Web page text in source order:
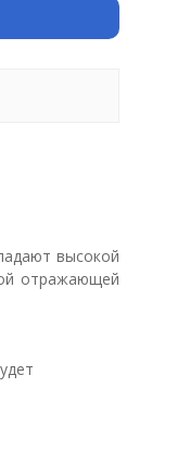
высокой
отражающей